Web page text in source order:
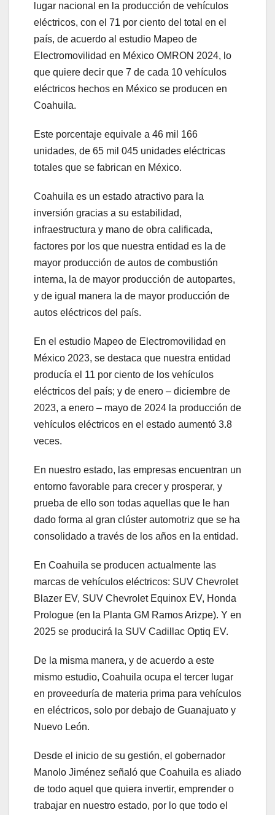
lugar nacional en la producción de vehículos
eléctricos, con el 71 por ciento del total en el
país, de acuerdo al estudio Mapeo de
Electromovilidad en México OMRON 2024, lo
que quiere decir que 7 de cada 10 vehículos
eléctricos hechos en México se producen en
Coahuila.
Este porcentaje equivale a 46 mil 166
unidades, de 65 mil 045 unidades eléctricas
totales que se fabrican en México.
Coahuila es un estado atractivo para la
inversión gracias a su estabilidad,
infraestructura y mano de obra calificada,
factores por los que nuestra entidad es la de
mayor producción de autos de combustión
interna, la de mayor producción de autopartes,
y de igual manera la de mayor producción de
autos eléctricos del país.
En el estudio Mapeo de Electromovilidad en
México 2023, se destaca que nuestra entidad
producía el 11 por ciento de los vehículos
eléctricos del país; y de enero – diciembre de
2023, a enero – mayo de 2024 la producción de
vehículos eléctricos en el estado aumentó 3.8
veces.
En nuestro estado, las empresas encuentran un
entorno favorable para crecer y prosperar, y
prueba de ello son todas aquellas que le han
dado forma al gran clúster automotriz que se ha
consolidado a través de los años en la entidad.
En Coahuila se producen actualmente las
marcas de vehículos eléctricos: SUV Chevrolet
Blazer EV, SUV Chevrolet Equinox EV, Honda
Prologue (en la Planta GM Ramos Arizpe). Y en
2025 se producirá la SUV Cadillac Optiq EV.
De la misma manera, y de acuerdo a este
mismo estudio, Coahuila ocupa el tercer lugar
en proveeduría de materia prima para vehículos
en eléctricos, solo por debajo de Guanajuato y
Nuevo León.
Desde el inicio de su gestión, el gobernador
Manolo Jiménez señaló que Coahuila es aliado
de todo aquel que quiera invertir, emprender o
trabajar en nuestro estado, por lo que todo el